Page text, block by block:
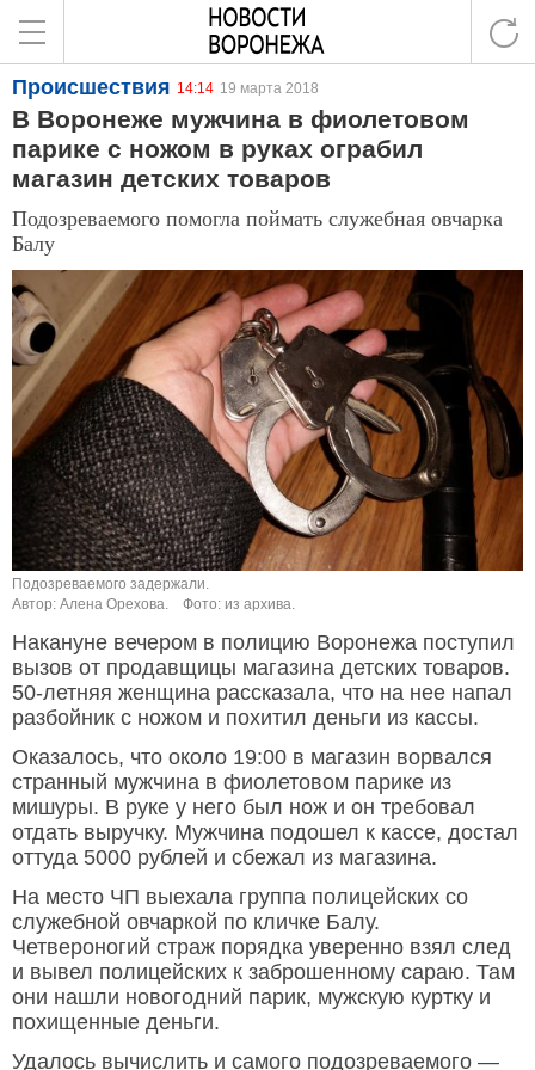
Происшествия 14:14 19 марта 2018
В Воронеже мужчина в фиолетовом
парике с ножом в руках ограбил
магазин детских товаров
Подозреваемого помогла поймать служебная овчарка
Балу
Подозреваемого задержали.
Автор: Алена Орехова.
Фото: из архива.
Накануне вечером в полицию Воронежа поступил
вызов от продавщицы магазина детских товаров.
50-летняя женщина рассказала, что на нее напал
разбойник с ножом и похитил деньги из кассы.
Оказалось, что около 19:00 в магазин ворвался
странный мужчина в фиолетовом парике из
мишуры. В руке у него был нож и он требовал
отдать выручку. Мужчина подошел к кассе, достал
оттуда 5000 рублей и сбежал из магазина.
На место ЧП выехала группа полицейских со
служебной овчаркой по кличке Балу.
Четвероногий страж порядка уверенно взял след
и вывел полицейских к заброшенному сараю. Там
они нашли новогодний парик, мужскую куртку и
похищенные деньги.
Удалось вычислить и самого подозреваемого —